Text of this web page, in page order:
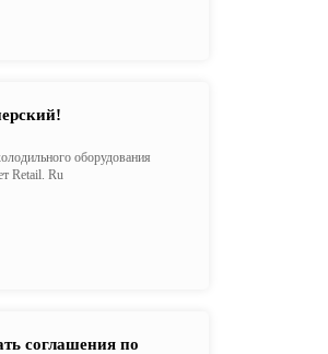
оборудования
Retail. Ru
соглашения по